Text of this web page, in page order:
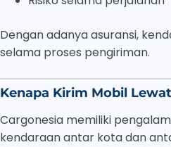
Dengan adanya asuransi,
selama proses pengiriman.
Kenapa Kirim Mobil
Cargonesia memiliki
kendaraan antar kota dan